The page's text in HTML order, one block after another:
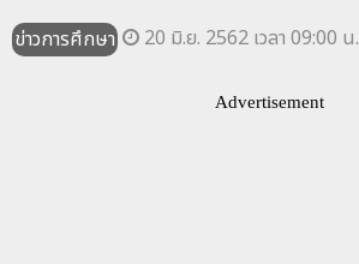
ข่าวการศึกษา 20 มิ.ย. 2562 เวลา 09:00 น.
Advertisement